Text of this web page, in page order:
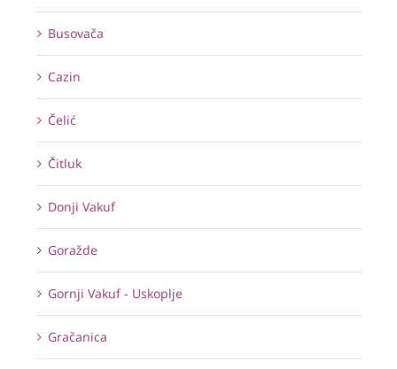
Busovača
Cazin
Čelić
Čitluk
Donji Vakuf
Goražde
Gornji Vakuf - Uskoplje
Gračanica